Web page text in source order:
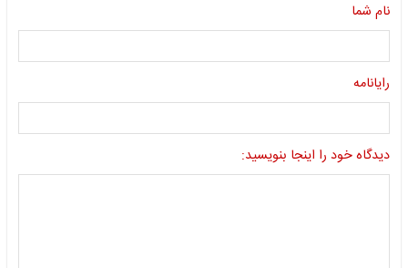
نام شما
رایانامه
دیدگاه خود را اینجا بنویسید: